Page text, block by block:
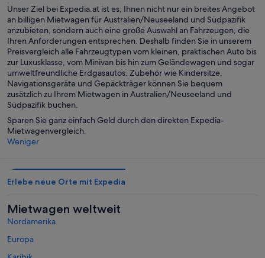
Unser Ziel bei Expedia.at ist es, Ihnen nicht nur ein breites Angebot
an billigen Mietwagen für Australien/Neuseeland und Südpazifik
anzubieten, sondern auch eine große Auswahl an Fahrzeugen, die
Ihren Anforderungen entsprechen. Deshalb finden Sie in unserem
Preisvergleich alle Fahrzeugtypen vom kleinen, praktischen Auto bis
zur Luxusklasse, vom Minivan bis hin zum Geländewagen und sogar
umweltfreundliche Erdgasautos. Zubehör wie Kindersitze,
Navigationsgeräte und Gepäckträger können Sie bequem
zusätzlich zu Ihrem Mietwagen in Australien/Neuseeland und
Südpazifik buchen.
Sparen Sie ganz einfach Geld durch den direkten Expedia-
Mietwagenvergleich.
Weniger
Erlebe neue Orte mit Expedia
Mietwagen weltweit
Nordamerika
Europa